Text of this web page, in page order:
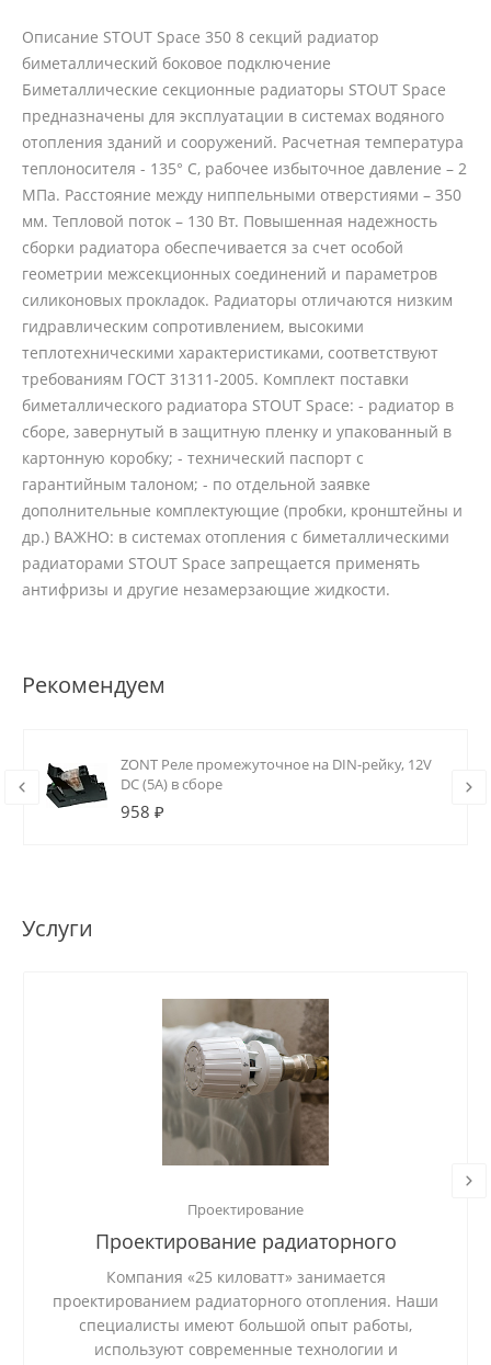
Описание STOUT Space 350 8 секций радиатор
биметаллический боковое подключение
Биметаллические секционные радиаторы STOUT Space
предназначены для эксплуатации в системах водяного
отопления зданий и сооружений. Расчетная температура
теплоносителя - 135° С, рабочее избыточное давление – 2
МПа. Расстояние между ниппельными отверстиями – 350
мм. Тепловой поток – 130 Вт. Повышенная надежность
сборки радиатора обеспечивается за счет особой
геометрии межсекционных соединений и параметров
силиконовых прокладок. Радиаторы отличаются низким
гидравлическим сопротивлением, высокими
теплотехническими характеристиками, соответствуют
требованиям ГОСТ 31311-2005. Комплект поставки
биметаллического радиатора STOUT Space: - радиатор в
сборе, завернутый в защитную пленку и упакованный в
картонную коробку; - технический паспорт с
гарантийным талоном; - по отдельной заявке
дополнительные комплектующие (пробки, кронштейны и
др.) ВАЖНО: в системах отопления с биметаллическими
радиаторами STOUT Space запрещается применять
антифризы и другие незамерзающие жидкости.
Рекомендуем
ZONT Реле промежуточное на DIN-рейку, 12V
DC (5А) в сборе
958 ₽
Услуги
Проектирование
Проектирование радиаторного
отопления
Компания «25 киловатт» занимается
проектированием радиаторного отопления. Наши
специалисты имеют большой опыт работы,
используют современные технологии и